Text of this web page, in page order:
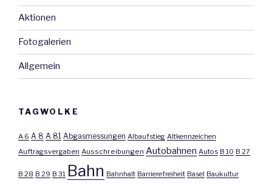
Aktionen
Fotogalerien
Allgemein
TAGWOLKE
A 6 A 8 A 81 Abgasmessungen Albaufstieg Altkennzeichen
Auftragsvergaben Ausschreibungen Autobahnen Autos B 10 B 27
B 28 B 29 B 31 Bahn Bahnhalt Barrierefreiheit Basel Baukultur